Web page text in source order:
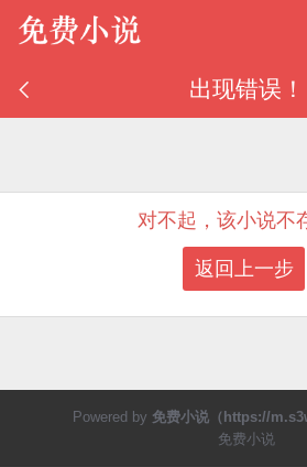
 出现错误！
对不起，该小说不
返回上一步
Powered by 免费小说（https://
免费小说